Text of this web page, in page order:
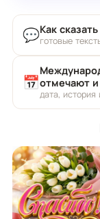
💬Как
готовые
📅отмечают
дата, история